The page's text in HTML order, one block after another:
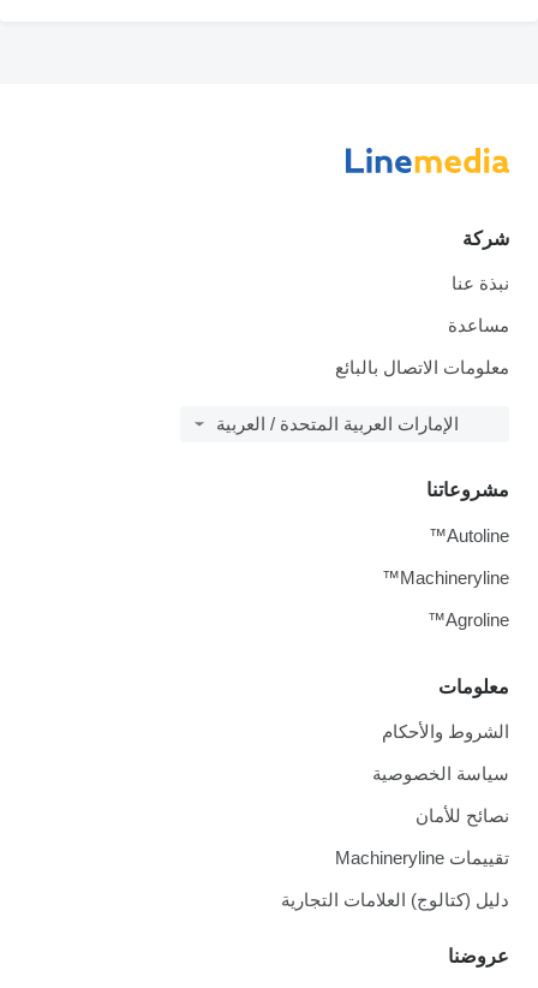
شركة
نبذة عنا
مساعدة
معلومات الاتصال بالبائع
الإمارات العربية المتحدة / العربية
معلومات
الشروط والأحكام
سياسة الخصوصية
نصائح للأمان
تقييمات Machineryline
دليل (كتالوج) العلامات التجارية
عروضنا
مشروعاتنا
Autoline™
Machineryline™
Agroline™